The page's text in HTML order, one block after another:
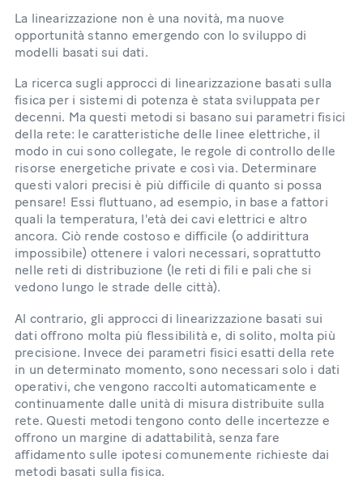
La linearizzazione non è una novità, ma nuove
opportunità stanno emergendo con lo sviluppo di
modelli basati sui dati.
La ricerca sugli approcci di linearizzazione basati sulla
fisica per i sistemi di potenza è stata sviluppata per
decenni. Ma questi metodi si basano sui parametri fisici
della rete: le caratteristiche delle linee elettriche, il
modo in cui sono collegate, le regole di controllo delle
risorse energetiche private e così via. Determinare
questi valori precisi è più difficile di quanto si possa
pensare! Essi fluttuano, ad esempio, in base a fattori
quali la temperatura, l'età dei cavi elettrici e altro
ancora. Ciò rende costoso e difficile (o addirittura
impossibile) ottenere i valori necessari, soprattutto
nelle reti di distribuzione (le reti di fili e pali che si
vedono lungo le strade delle città).
Al contrario, gli approcci di linearizzazione basati sui
dati offrono molta più flessibilità e, di solito, molta più
precisione. Invece dei parametri fisici esatti della rete
in un determinato momento, sono necessari solo i dati
operativi, che vengono raccolti automaticamente e
continuamente dalle unità di misura distribuite sulla
rete. Questi metodi tengono conto delle incertezze e
offrono un margine di adattabilità, senza fare
affidamento sulle ipotesi comunemente richieste dai
metodi basati sulla fisica.